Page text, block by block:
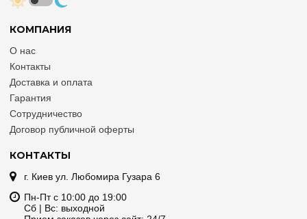
КОНТАКТЫ
г. Киев ул. Любомира Гузара 6
Пн-Пт с 10:00 до 19:00
Сб | Вс: выходной
КОМПАНИЯ
О нас
Контакты
Доставка и оплата
Гарантия
Сотрудничество
Договор публичной оферты